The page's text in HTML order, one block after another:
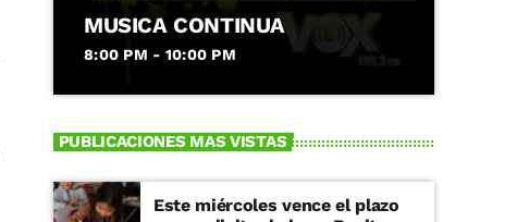
MUSICA CONTINUA
8:00 PM - 10:00 PM
PUBLICACIONES MAS VISTAS
Este miércoles vence el plazo